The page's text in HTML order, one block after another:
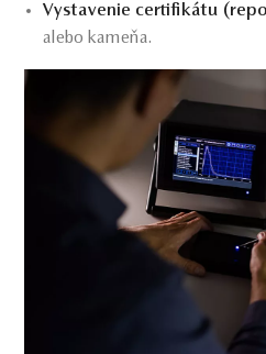
Vystavenie certifikátu
alebo kameňa.